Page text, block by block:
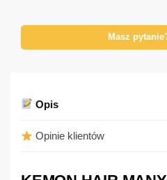
Masz
Opis
Opinie klientów